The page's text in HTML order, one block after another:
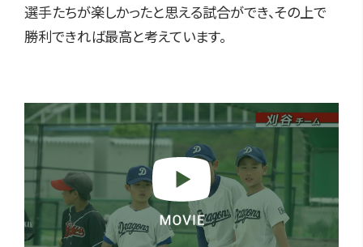
選手たちが楽しかったと思える試合ができ、その上で
勝利できれば最高と考えています。